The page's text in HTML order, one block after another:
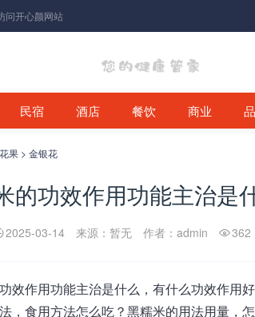
问开心颜网站
民宿 酒店 餐饮 商业
花果 > 金银花
的功效作用功能主治是
2025-03-14 来源：暂无 作者：admin 362
效作用功能主治是什么，有什么功效作用
，食用方法怎么吃？黑糯米的用法用量，